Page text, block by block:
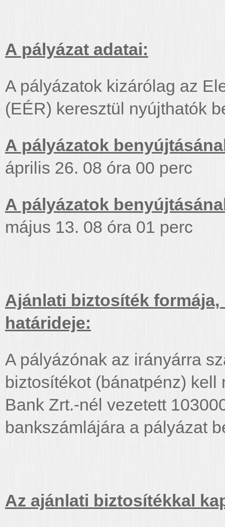
A pályázat adatai:
A pályázatok kizárólag az
(EÉR) keresztül nyújthatók
A pályázatok
április 26. 08 óra 00 perc
A pályázatok
május 13. 08 óra 01 perc
Ajánlati biztosíték
határideje:
A pályázónak az irányárra
biztosítékot (bánatpénz)
Bank Zrt.-nél vezetett
bankszámlájára a pályázat
Az ajánlati biztosítékkal